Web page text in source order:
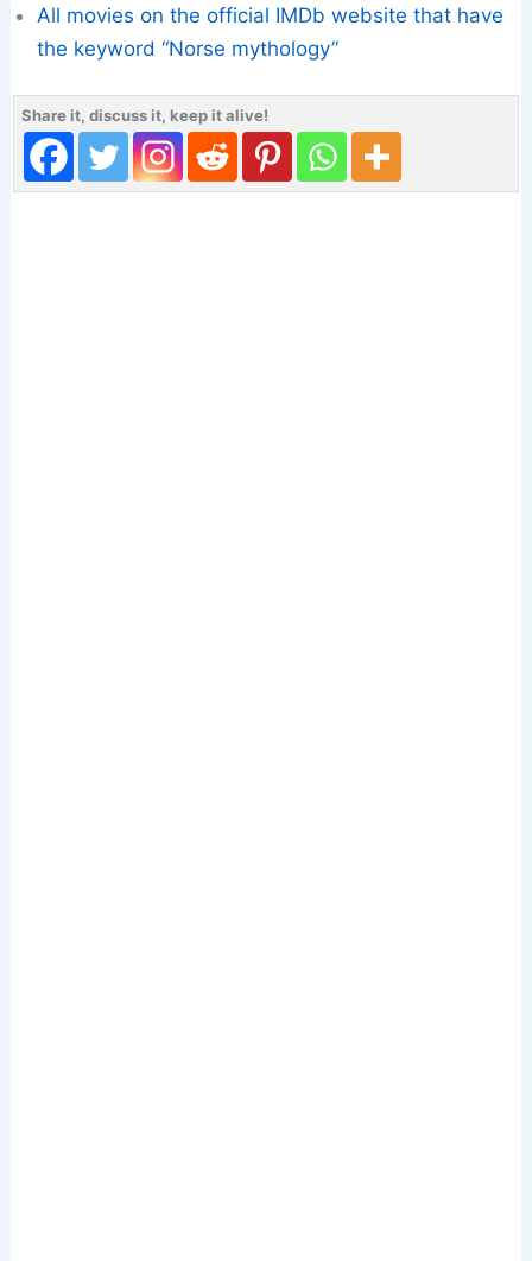
All movies on the official IMDb website that have
the keyword “Norse mythology”
Share it, discuss it, keep it alive!